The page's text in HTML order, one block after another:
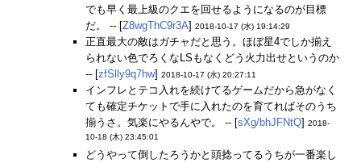
でも早く最上級のクエを回せるようになるのが目標
だ。 -- [Z8wgThC9r3A] 2018-10-17 (水) 19:14:29
正直最大の敵はガチャだと思う。ほぼ星4でしか揃え
られない色でろくなLSもなくどう火力出せというのか
-- [zfSlly9q7hw] 2018-10-17 (水) 20:27:11
インフレとテコ入れを続けてるゲームだから急がなく
ても確定チケットで手に入れたのを育てればそのうち
揃うさ。気楽にやるんやで。 -- [sXg/bhJFNtQ] 2018-
10-18 (木) 23:45:01
どうやって倒したろうかと頭捻ってるうちが一番楽し